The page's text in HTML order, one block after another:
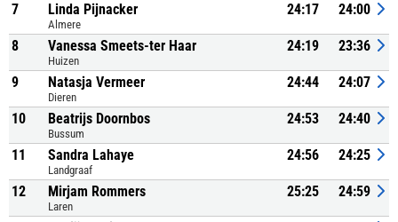
7 Linda Pijnacker
Almere
24:17 24:00
8 Vanessa Smeets-ter Haar
Huizen
24:19 23:36
9 Natasja Vermeer
Dieren
24:44 24:07
10 Beatrijs Doornbos
Bussum
24:53 24:40
11 Sandra Lahaye
Landgraaf
24:56 24:25
12 Mirjam Rommers
Laren
25:25 24:59